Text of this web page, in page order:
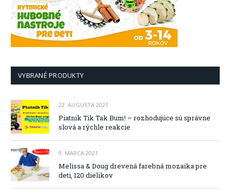
VYBRANÉ PRODUKTY
22. AUGUSTA 2021
Piatnik Tik Tak Bum! – rozhodujúce sú správne
slová a rýchle reakcie
9. MARCA 2021
Melissa & Doug drevená farebná mozaika pre
deti, 120 dielikov